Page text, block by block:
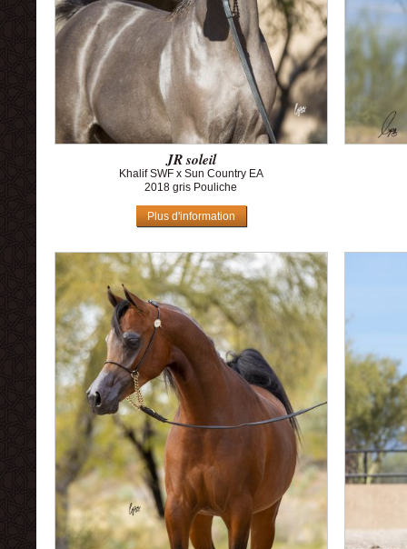
JR soleil
Khalif SWF x Sun Country EA
2018 gris Pouliche
Plus d'information